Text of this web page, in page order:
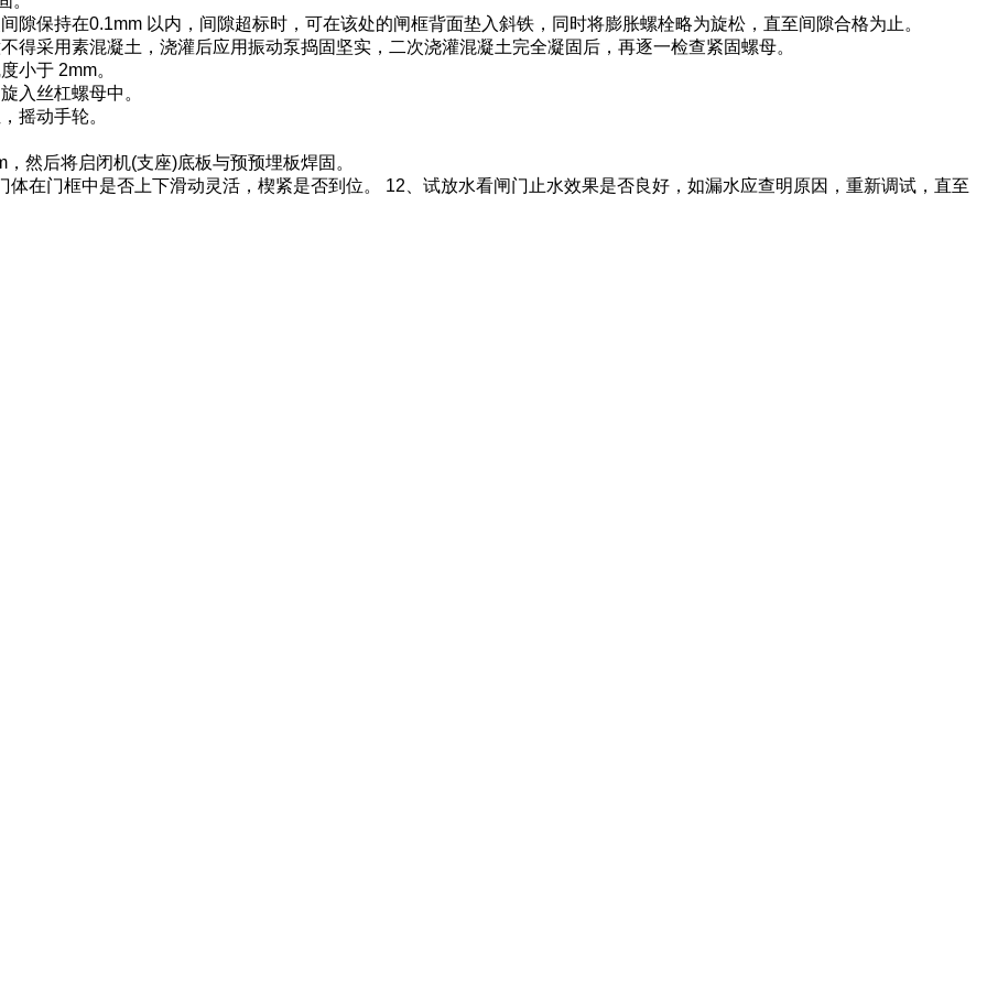
保持在0.1mm 以内，间隙超标时，可在该处的闸框背面垫入斜铁，同时将膨胀螺栓略为旋松，直至间隙合格为止。
采用素混凝土，浇灌后应用振动泵捣固坚实，二次浇灌混凝土完全凝固后，再逐一检查紧固螺母。
小于 2mm。
入丝杠螺母中。
摇动手轮。
然后将启闭机(支座)底板与预预埋板焊固。
体在门框中是否上下滑动灵活，楔紧是否到位。 12、试放水看闸门止水效果是否良好，如漏水应查明原因，重新调试，直至